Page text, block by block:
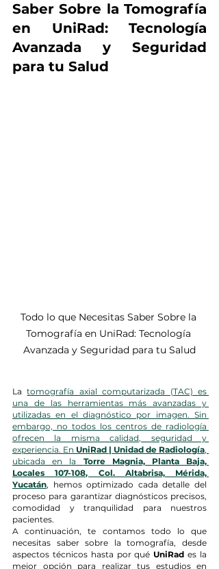
Saber Sobre la Tomografía
en UniRad: Tecnología
Avanzada y Seguridad
para tu Salud
Todo lo que Necesitas Saber Sobre la
Tomografía en UniRad: Tecnología
Avanzada y Seguridad para tu Salud
La tomografía axial computarizada (TAC) es
una de las herramientas más avanzadas y
utilizadas en el diagnóstico por imagen. Sin
embargo, no todos los centros de radiología
ofrecen la misma calidad, seguridad y
experiencia. En UniRad | Unidad de Radiología,
ubicada en la Torre Magnia, Planta Baja,
Locales 107-108, Col. Altabrisa, Mérida,
Yucatán, hemos optimizado cada detalle del
proceso para garantizar diagnósticos precisos,
comodidad y tranquilidad para nuestros
pacientes.
A continuación, te contamos todo lo que
necesitas saber sobre la tomografía, desde
aspectos técnicos hasta por qué UniRad es la
mejor opción para realizar tus estudios en